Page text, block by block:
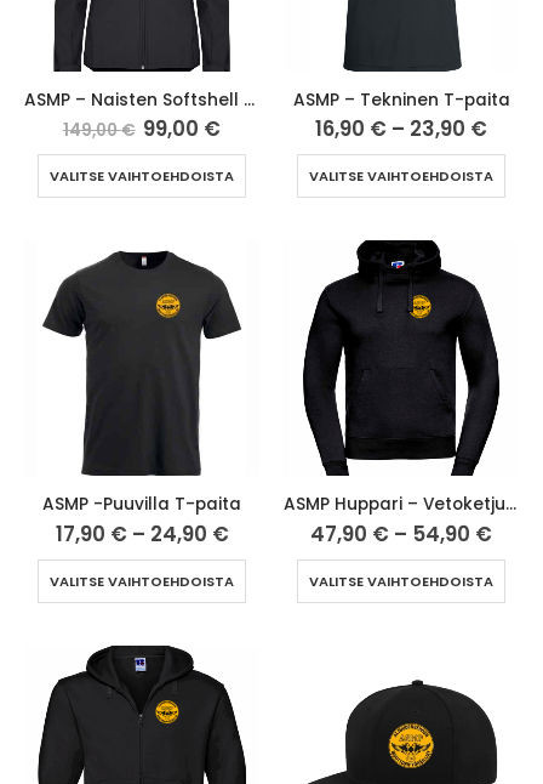
ASMP – Naisten Softshell takki
149,00€ 99,00 €
VALITSE VAIHTOEHDOISTA
ASMP – Tekninen T-paita
16,90 € – 23,90 €
VALITSE VAIHTOEHDOISTA
ASMP -Puuvilla T-paita
17,90 € – 24,90 €
VALITSE VAIHTOEHDOISTA
ASMP Huppari – Vetoketjuton
47,90 € – 54,90 €
VALITSE VAIHTOEHDOISTA